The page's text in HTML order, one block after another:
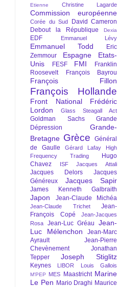
Etienne
Christine Lagarde
Commission européenne
Corée du Sud
David Cameron
Debout la République
Dexia
EDF Emmanuel Lévy
Emmanuel Todd
Eric
Zemmour
Espagne
Etats-
Unis
FESF FMI
Franklin
Roosevelt
François Bayrou
François Fillon
François Hollande
Front National
Frédéric
Lordon
Glass Steagall Act
Goldman Sachs
Grande
Dépression
Grande-
Bretagne Grèce
Général
de Gaulle
Gérard Lafay
High
Frequency Trading
Hugo
Chavez
ISF Jacques Attali
Jacques Delors
Jacques
Généreux
Jacques Sapir
James Kenneth Galbraith
Japon Jean-Claude Michéa
Jean-Claude Trichet
Jean-
François Copé
Jean-Jacques
Rosa
Jean-Luc Gréau
Jean-
Luc Mélenchon
Jean-Marc
Ayrault
Jean-Pierre
Chevènement
Jonathan
Tepper
Joseph Stiglitz
Keynes LIBOR Louis Gallois
M'PEP MES Maastricht Marine
Le Pen Mario Draghi Maurice